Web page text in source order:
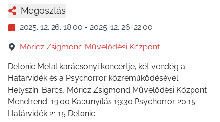
Megosztás
2025. 12. 26. 18:00 - 2025. 12. 26. 22:00
Móricz Zsigmond Művelődési Központ
Detonic Metal karácsonyi koncertje, két vendég a
Határvidék és a Psychorror közreműködésével.
Helyszín: Barcs, Móricz Zsigmond Művelődési Központ
Menetrend: 19:00 Kapunyítás 19:30 Psychorror 20:15
Határvidék 21:15 Detonic